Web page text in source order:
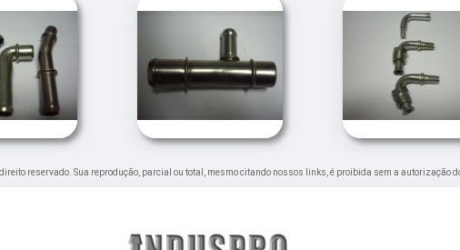
direito reservado. Sua reprodução, parcial ou total, mesmo citando nossos links, é proibida sem a autorização